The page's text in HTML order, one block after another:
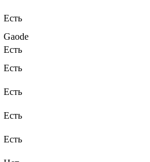
Есть
Gaode
Есть
Есть
Есть
Есть
Есть